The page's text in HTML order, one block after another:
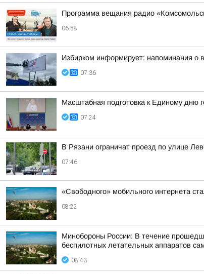
Программа вещания радио
06:58
Избирком информирует: напоминания о
07:36
Масштабная подготовка к Единому дню
07:24
В Рязани ограничат проезд по улице
07:46
«Свободного» мобильного интернета
08:22
Минобороны России: В течение
беспилотных летательных аппаратов
08:43